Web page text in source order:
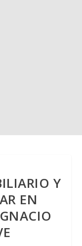
Y
EN